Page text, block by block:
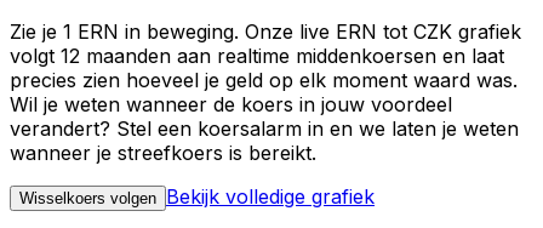
Zie je 1 ERN in beweging. Onze live ERN tot CZK grafiek
volgt 12 maanden aan realtime middenkoersen en laat
precies zien hoeveel je geld op elk moment waard was.
Wil je weten wanneer de koers in jouw voordeel
verandert? Stel een koersalarm in en we laten je weten
wanneer je streefkoers is bereikt.
Wisselkoers volgen Bekijk volledige grafiek